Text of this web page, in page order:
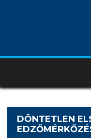
DÖNTETLEN